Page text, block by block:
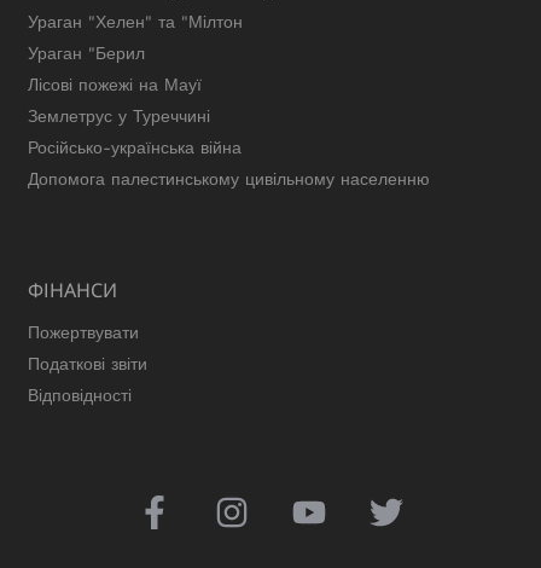
Ураган "Хелен" та "Мілтон
Ураган "Берил
Лісові пожежі на Мауї
Землетрус у Туреччині
Російсько-українська війна
Допомога палестинському цивільному населенню
ФІНАНСИ
Пожертвувати
Податкові звіти
Відповідності